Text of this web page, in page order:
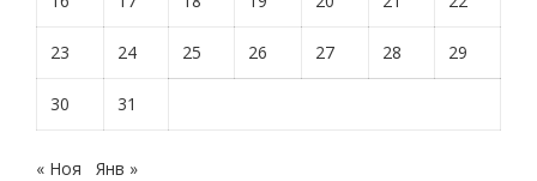
23 24 25 26 27 28 29
30 31
« Ноя Янв »